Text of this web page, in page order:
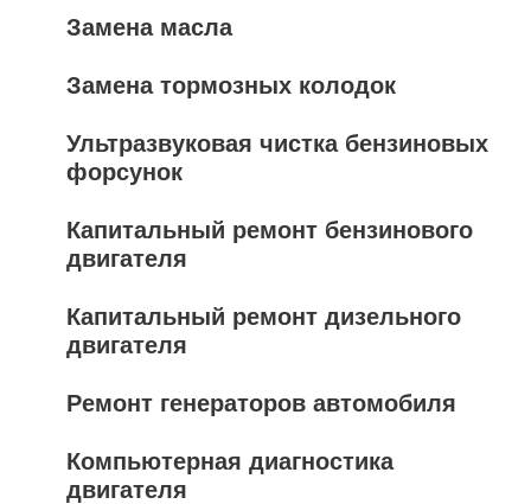
Замена масла
Замена тормозных колодок
Ультразвуковая чистка бензиновых
форсунок
Капитальный ремонт бензинового
двигателя
Капитальный ремонт дизельного
двигателя
Ремонт генераторов автомобиля
Компьютерная диагностика
двигателя